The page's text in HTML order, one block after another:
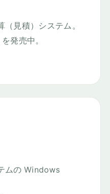
見積）システム。
発売中。
ムの Windows